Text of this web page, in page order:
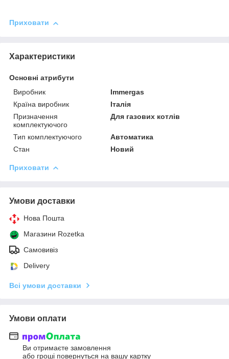
Приховати
Характеристики
Основні атрибути
Виробник
Immergas
Країна виробник
Італія
Призначення
комплектуючого
Для газових котлів
Тип комплектуючого
Автоматика
Стан
Новий
Приховати
Умови доставки
Нова Пошта
Магазини Rozetka
Самовивіз
Delivery
Всі умови доставки
Умови оплати
Ви отримаєте замовлення
або гроші повернуться на вашу картку